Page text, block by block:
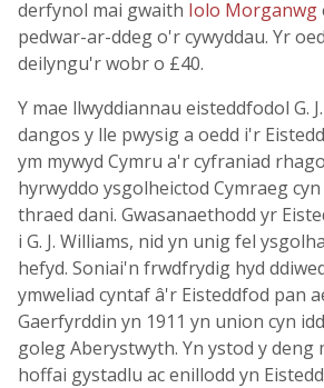
derfynol mai gwaith Iolo Morganwg
pedwar-ar-ddeg o'r cywyddau. Yr
deilyngu'r wobr o £40.
Y mae llwyddiannau eisteddfodol G.
dangos y lle pwysig a oedd i'r
ym mywyd Cymru a'r cyfraniad
hyrwyddo ysgolheictod Cymraeg
thraed dani. Gwasanaethodd yr
i G. J. Williams, nid yn unig fel
hefyd. Soniai'n frwdfrydig hyd
ymweliad cyntaf â'r Eisteddfod pan
Gaerfyrddin yn 1911 yn union cyn
goleg Aberystwyth. Yn ystod y deng
hoffai gystadlu ac enillodd yn